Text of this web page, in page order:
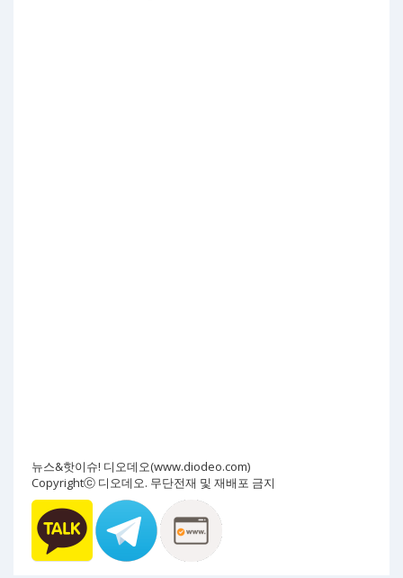
뉴스&핫이슈! 디오데오(www.diodeo.com)
Copyrightⓒ 디오데오. 무단전재 및 재배포 금지